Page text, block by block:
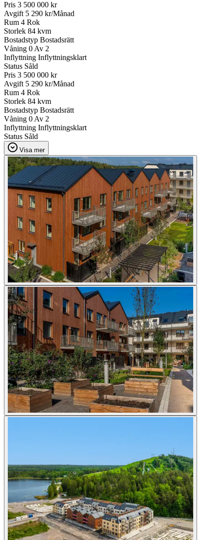
Pris 3 500 000 kr
Avgift 5 290 kr/Månad
Rum 4 Rok
Storlek 84 kvm
Bostadstyp Bostadsrätt
Våning 0 Av 2
Inflyttning Inflyttningsklart
Status Såld
Pris 3 500 000 kr
Avgift 5 290 kr/Månad
Rum 4 Rok
Storlek 84 kvm
Bostadstyp Bostadsrätt
Våning 0 Av 2
Inflyttning Inflyttningsklart
Status Såld
Visa mer